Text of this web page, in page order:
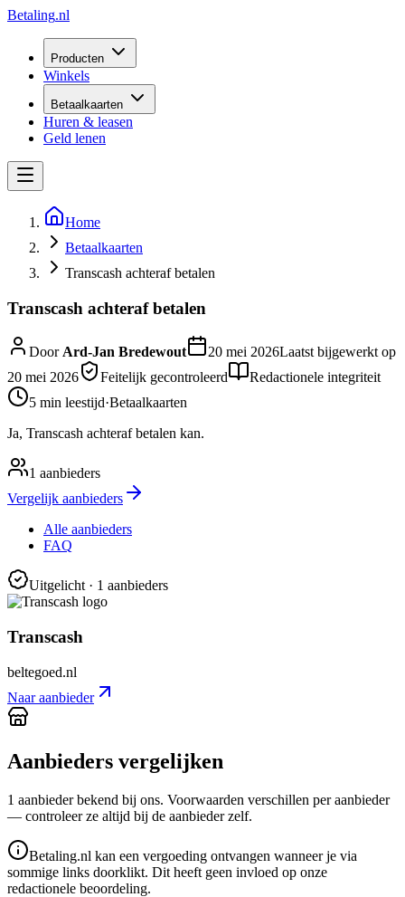
Betaling.nl
Producten
Winkels
Betaalkaarten
Huren & leasen
Geld lenen
Home
Betaalkaarten
Transcash achteraf betalen
Transcash achteraf betalen
DoorArd-Jan Bredewout 20 mei 2026Laatst bijgewerkt op
20 mei 2026
Feitelijk gecontroleerd
Redactionele integriteit
5 min leestijd·Betaalkaarten
Ja, Transcash achteraf betalen kan.
1 aanbieders
Vergelijk aanbieders
Alle aanbieders
FAQ
Uitgelicht· 1 aanbieders
Transcash
beltegoed.nl
Naar aanbieder
Aanbieders vergelijken
1 aanbiederbekend bij ons. Voorwaarden verschillen per aanbieder
— controleer ze altijd bij de aanbieder zelf.
Betaling.nl kan een vergoeding ontvangen wanneer je via
sommige links doorklikt. Dit heeft geen invloed op onze
redactionele beoordeling.